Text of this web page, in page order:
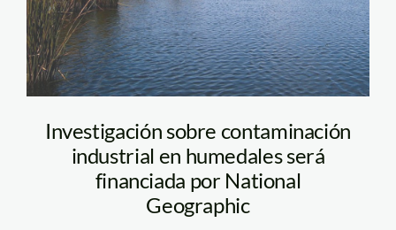
Investigación sobre contaminación
industrial en humedales será
financiada por National
Geographic